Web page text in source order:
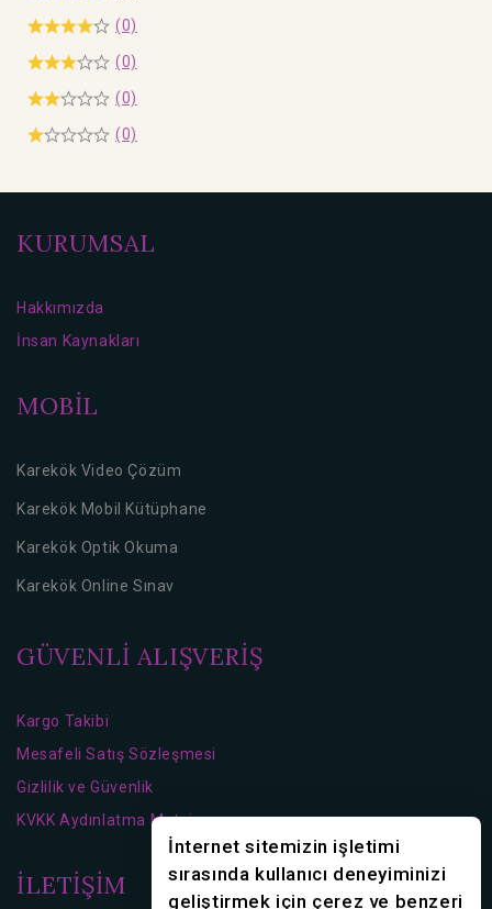
(0)
(0)
(0)
(0)
KURUMSAL
Hakkımızda
İnsan Kaynakları
MOBİL
Karekök Video Çözüm
Karekök Mobil Kütüphane
Karekök Optik Okuma
Karekök Online Sınav
GÜVENLİ ALIŞVERİŞ
Kargo Takibi
Mesafeli Satış Sözleşmesi
Gizlilik ve Güvenlik
KVKK Aydınlatma Metni
İLETİŞİM
İnternet sitemizin işletimi
sırasında kullanıcı deneyiminizi
geliştirmek için çerez ve benzeri